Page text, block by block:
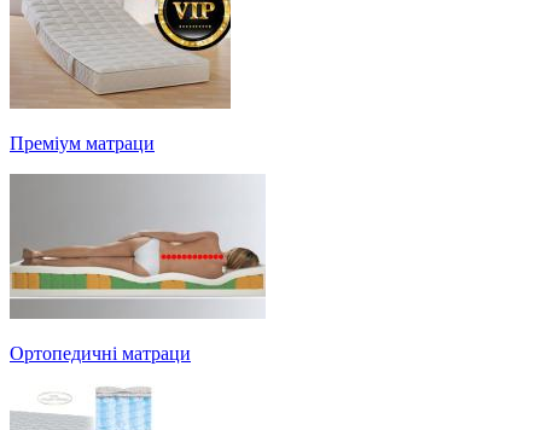
Преміум матраци
Ортопедичні матраци